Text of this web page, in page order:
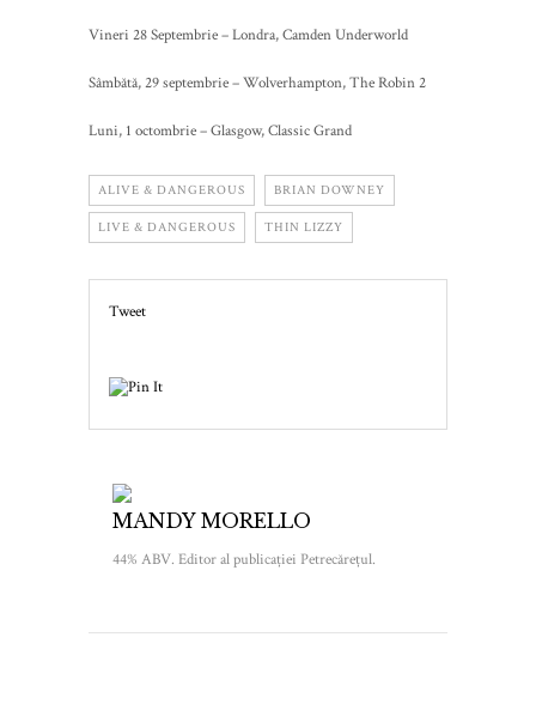
Vineri 28 Septembrie – Londra, Camden Underworld
Sâmbătă, 29 septembrie – Wolverhampton, The Robin 2
Luni, 1 octombrie – Glasgow, Classic Grand
ALIVE & DANGEROUS BRIAN DOWNEY
LIVE & DANGEROUS THIN LIZZY
Tweet
MANDY MORELLO
44% ABV. Editor al publicației Petrecărețul.